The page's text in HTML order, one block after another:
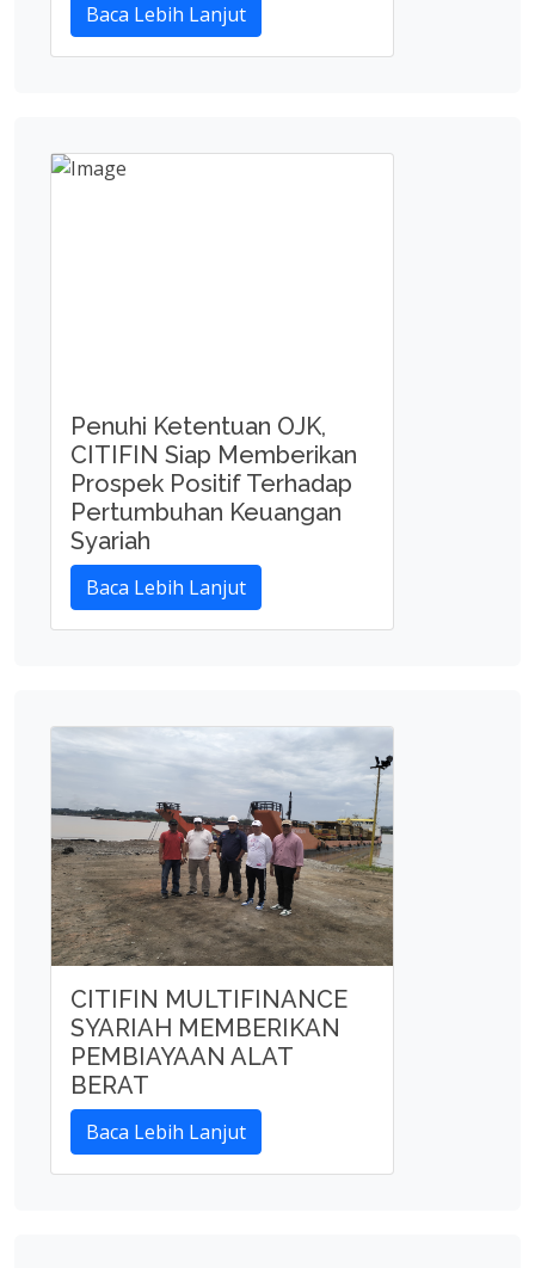
Baca Lebih Lanjut
Penuhi Ketentuan OJK,
CITIFIN Siap Memberikan
Prospek Positif Terhadap
Pertumbuhan Keuangan
Syariah
Baca Lebih Lanjut
CITIFIN MULTIFINANCE
SYARIAH MEMBERIKAN
PEMBIAYAAN ALAT
BERAT
Baca Lebih Lanjut